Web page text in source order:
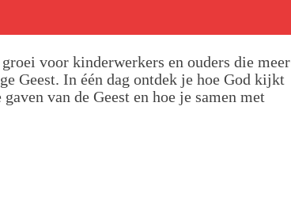
voor kinderwerkers en ouders die meer
Geest. In één dag ontdek je hoe God kijkt
van de Geest en hoe je samen met